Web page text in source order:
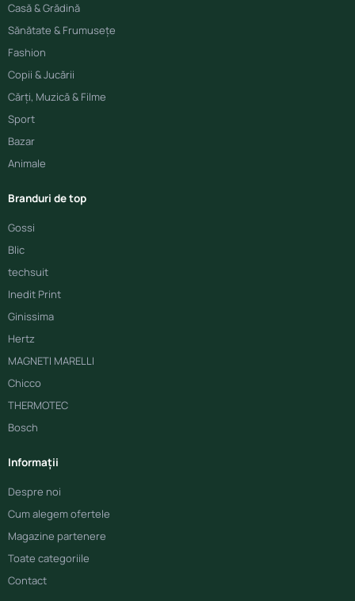
Casă & Grădină
Sănătate & Frumusețe
Fashion
Copii & Jucării
Cărți, Muzică & Filme
Sport
Bazar
Animale
Branduri de top
Gossi
Blic
techsuit
Inedit Print
Ginissima
Hertz
MAGNETI MARELLI
Chicco
THERMOTEC
Bosch
Informații
Despre noi
Cum alegem ofertele
Magazine partenere
Toate categoriile
Contact